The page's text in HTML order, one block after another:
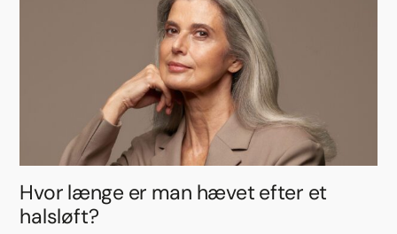
Hvor længe er man hævet efter et
halsløft?